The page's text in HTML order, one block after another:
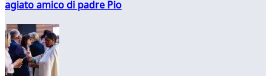
agiato amico di padre Pio